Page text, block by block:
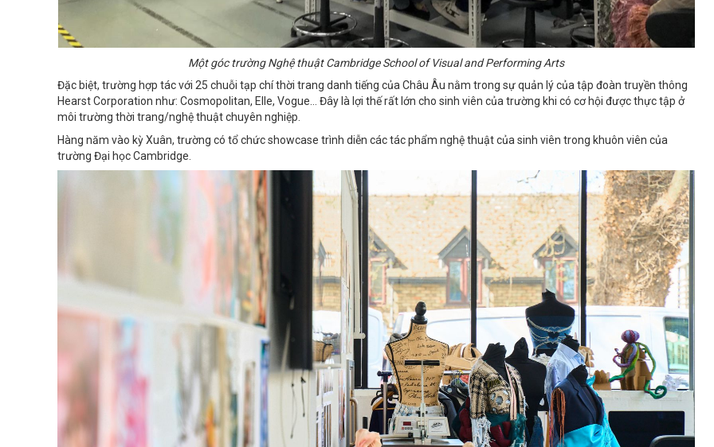
Một góc trường Nghệ thuật Cambridge School of Visual and Performing Arts
Đặc biệt, trường hợp tác với 25 chuỗi tạp chí thời trang danh tiếng của Châu Âu nằm trong sự quản lý của tập đoàn truyền thông
Hearst Corporation như: Cosmopolitan, Elle, Vogue… Đây là lợi thế rất lớn cho sinh viên của trường khi có cơ hội được thực tập ở
môi trường thời trang/nghệ thuật chuyên nghiệp.
Hàng năm vào kỳ Xuân, trường có tổ chức showcase trình diễn các tác phẩm nghệ thuật của sinh viên trong khuôn viên của
trường Đại học Cambridge.